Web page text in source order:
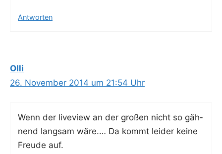
Antworten
Olli
26. November 2014 um 21:54 Uhr
Wenn der live­view an der gro­ßen nicht so gäh­
nend lang­sam wäre.… Da kommt lei­der kei­ne
Freu­de auf.